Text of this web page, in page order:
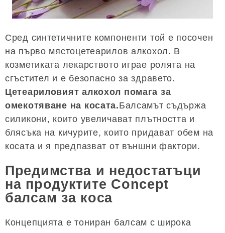
Сред синтетичните компоненти той е посочен
на първо мястоцетеарилов алкохол. В
козметиката лекарството играе ролята на
сгъстител и е безопасно за здравето.
Цетеариловият алкохол помага за
омекотяване на косата.Балсамът съдържа
силикони, които увеличават плътността и
блясъка на кичурите, които придават обем на
косата и я предпазват от външни фактори.
Предимства и недостатъци
на продуктите Concept
балсам за коса
Концепцията е тониран балсам с широка